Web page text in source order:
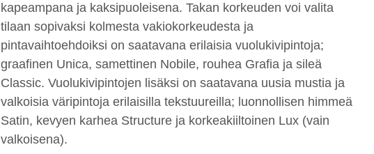
kapeampana ja kaksipuoleisena. Takan korkeuden voi valita
tilaan sopivaksi kolmesta vakiokorkeudesta ja
pintavaihtoehdoiksi on saatavana erilaisia vuolukivipintoja;
graafinen Unica, samettinen Nobile, rouhea Grafia ja sileä
Classic. Vuolukivipintojen lisäksi on saatavana uusia mustia ja
valkoisia väripintoja erilaisilla tekstuureilla; luonnollisen himmeä
Satin, kevyen karhea Structure ja korkeakiiltoinen Lux (vain
valkoisena).